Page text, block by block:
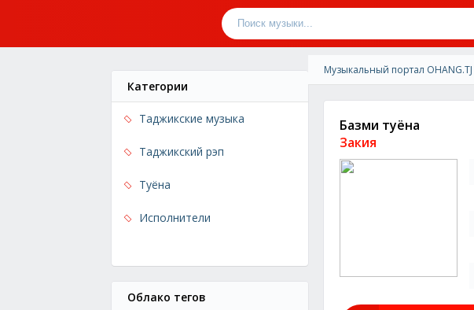
Категории
Таджикские музыка
Таджикский рэп
Туёна
Исполнители
Облако тегов
Музыкальный портал OHANG.TJ
Базми туёна
Закия